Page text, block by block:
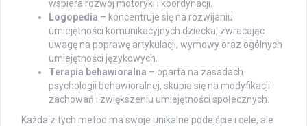
wspiera rozwój motoryki i koordynacji.
Logopedia – koncentruje się na rozwijaniu
umiejętności komunikacyjnych dziecka, zwracając
uwagę na poprawę artykulacji, wymowy oraz ogólnych
umiejętności językowych.
Terapia behawioralna – oparta na zasadach
psychologii behawioralnej, skupia się na modyfikacji
zachowań i zwiększeniu umiejętności społecznych.
Każda z tych metod ma swoje unikalne podejście i cele, ale